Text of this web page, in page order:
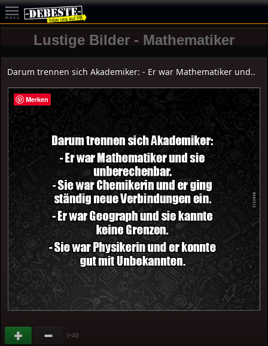
Lustige Bilder - Mathematiker
Darum trennen sich Akademiker: - Er war Mathematiker und..
(+20)
Merken